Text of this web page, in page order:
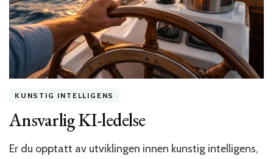
KUNSTIG INTELLIGENS
Ansvarlig KI-ledelse
Er du opptatt av utviklingen innen kunstig intelligens,